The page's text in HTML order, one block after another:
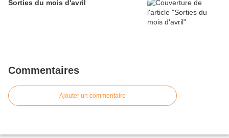
Sorties du mois d'avril
Commentaires
Ajouter un commentaire